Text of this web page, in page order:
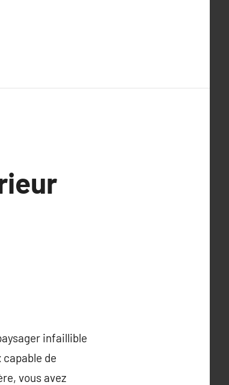
infaillible
capable de
vous avez